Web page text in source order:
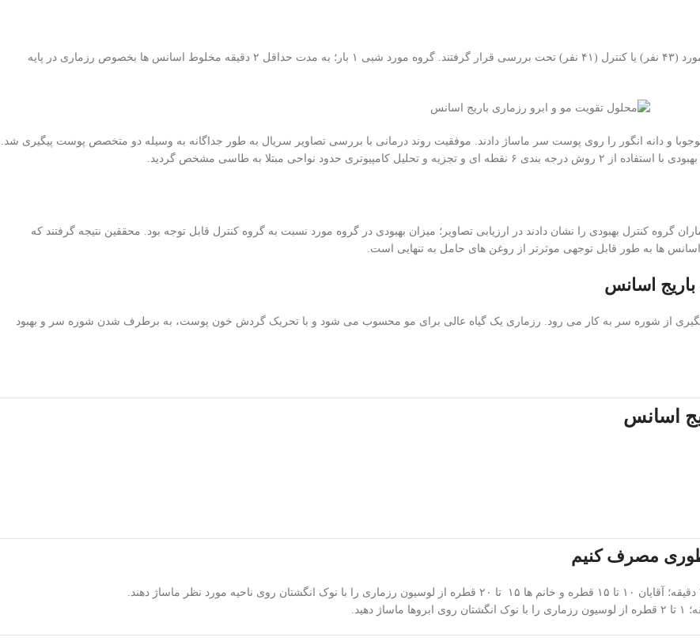
در یک مطالعه تصادفی شاهد دار، ۸۴ بیمار مبتلا به طاسی منطقه ای در ۲ گروه مورد (۴۳ نفر) یا کنترل (۴۱ نفر) تحت بررسی قرار گرفتند. گروه مورد شبی ۱ بار؛ به مدت حداقل ۲ دقیقه مخلوط اسانس ها بخصوص رزماری در پایه
فقط مخلوط روغن های حامل جوجوبا و دانه انگور را روی پوست سر ماساژ دادند. موفقیت روند درمانی با بررسی تصاویر سریال به طور جداگانه به وسیله دو متخصص پوست پیگیری شد.
حاصله، ۱۹ نفر (۴۴%) از بیماران گروه مورد و ۶ نفر (۱۵%) از بیماران گروه کنترل بهبودی را نشان دادند در ارزیابی تصاویر؛ میزان بهبودی در گروه مورد نسبت به گروه کنترل قابل توجه بود. محققین نتیجه گرفتند که
ها به طور قابل توجهی موثرتر از روغن های حامل به تنهایی است.
اسانس
از شوره سر به کار می رود. رزماری یک گیاه عالی برای مو محسوب می شود و با تحریک گردش خون پوست، به برطرف شدن شوره سر و بهبود
اسانس
مصرف کنیم